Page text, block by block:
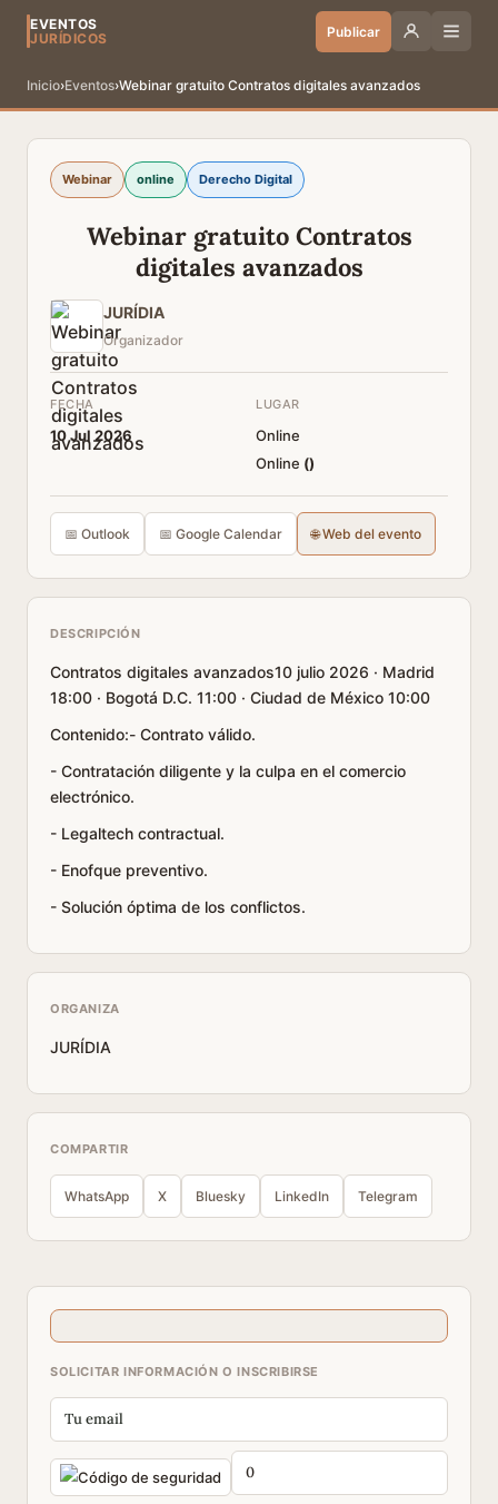
EVENTOS
JURÍDICOS
Publicar
Inicio›Eventos›Webinar gratuito Contratos digitales avanzados
Webinar online Derecho Digital
Webinar gratuito Contratos
digitales avanzados
JURÍDIA
Organizador
FECHA
10 Jul 2026
LUGAR
Online
Online ()
📅 Outlook 📅 Google Calendar 🌐 Web del evento
DESCRIPCIÓN
Contratos digitales avanzados10 julio 2026 · Madrid
18:00 · Bogotá D.C. 11:00 · Ciudad de México 10:00
Contenido:- Contrato válido.
- Contratación diligente y la culpa en el comercio
electrónico.
- Legaltech contractual.
- Enofque preventivo.
- Solución óptima de los conflictos.
ORGANIZA
JURÍDIA
COMPARTIR
WhatsApp X Bluesky LinkedIn Telegram
SOLICITAR INFORMACIÓN O INSCRIBIRSE